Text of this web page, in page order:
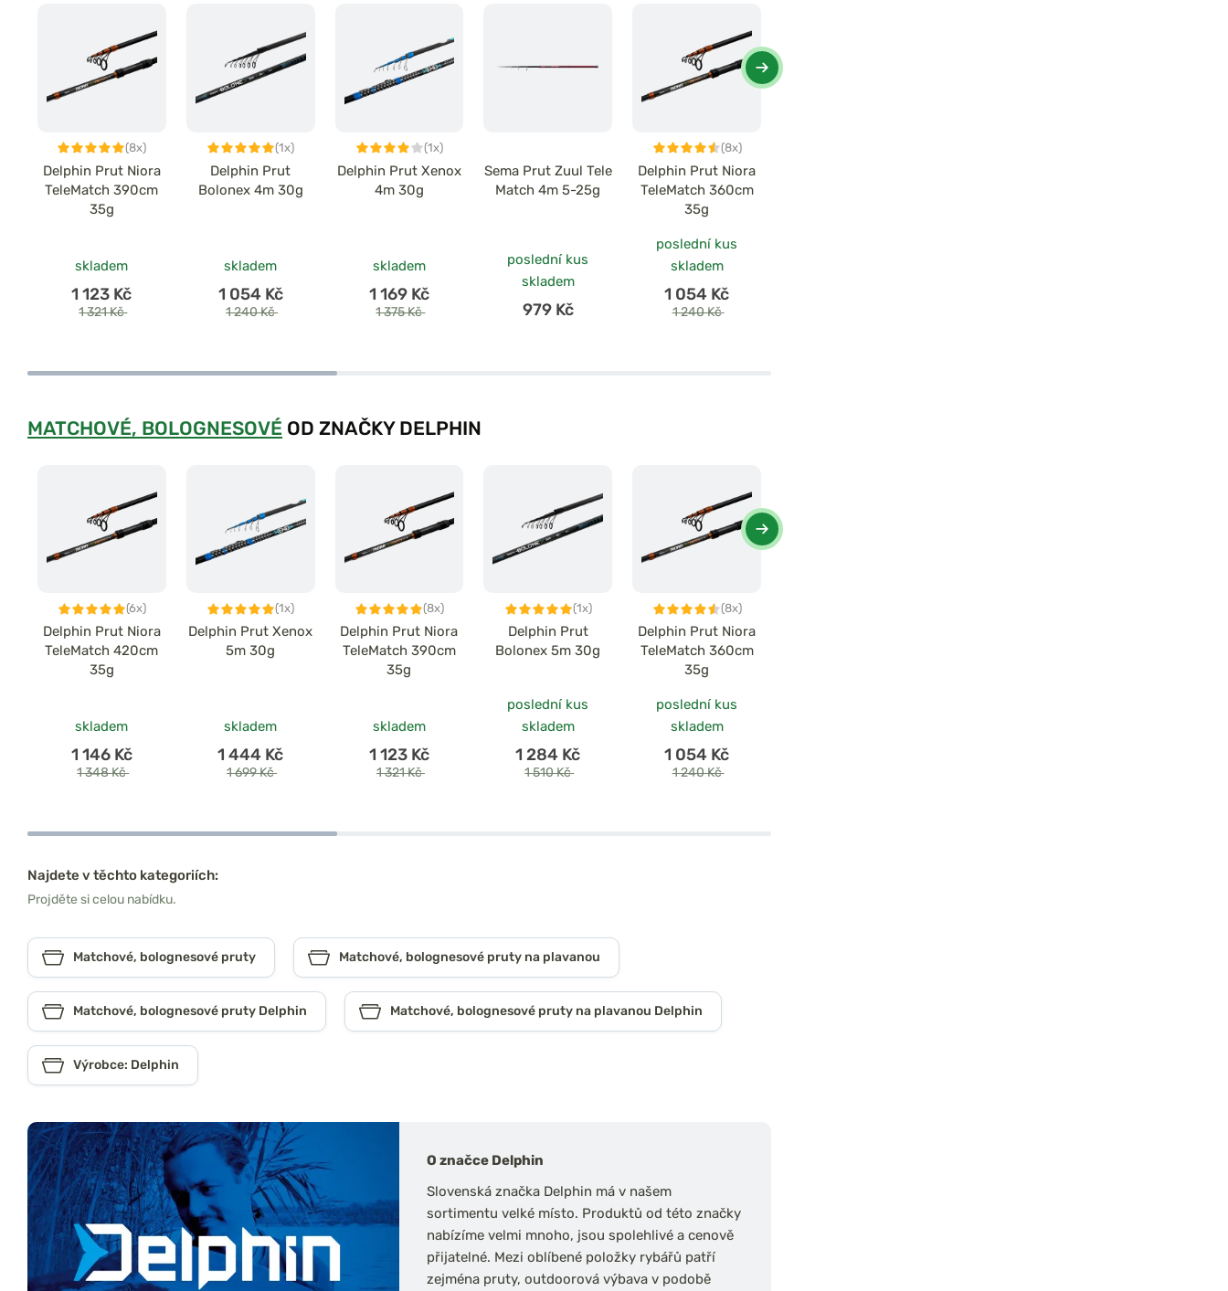
(8x)
Delphin Prut Niora
TeleMatch 390cm
35g
skladem
1 123 Kč
1 321 Kč
(1x)
Delphin Prut
Bolonex 4m 30g
skladem
1 054 Kč
1 240 Kč
(1x)
Delphin Prut Xenox
4m 30g
skladem
1 169 Kč
1 375 Kč
Sema Prut Zuul Tele
Match 4m 5-25g
poslední kus
skladem
979 Kč
(8x)
Delphin Prut Niora
TeleMatch 360cm
35g
poslední kus
skladem
1 054 Kč
1 240 Kč
MATCHOVÉ, BOLOGNESOVÉ OD ZNAČKY DELPHIN
(6x)
Delphin Prut Niora
TeleMatch 420cm
35g
skladem
1 146 Kč
1 348 Kč
(1x)
Delphin Prut Xenox
5m 30g
skladem
1 444 Kč
1 699 Kč
(8x)
Delphin Prut Niora
TeleMatch 390cm
35g
skladem
1 123 Kč
1 321 Kč
(1x)
Delphin Prut
Bolonex 5m 30g
poslední kus
skladem
1 284 Kč
1 510 Kč
(8x)
Delphin Prut Niora
TeleMatch 360cm
35g
poslední kus
skladem
1 054 Kč
1 240 Kč
Najdete v těchto kategoriích:
Projděte si celou nabídku.
Matchové, bolognesové pruty Matchové, bolognesové pruty na plavanou
Matchové, bolognesové pruty Delphin Matchové, bolognesové pruty na plavanou Delphin
Výrobce: Delphin
O značce Delphin
Slovenská značka Delphin má v našem
sortimentu velké místo. Produktů od této značky
nabízíme velmi mnoho, jsou spolehlivé a cenově
přijatelné. Mezi oblíbené položky rybářů patří
zejména pruty, outdoorová výbava v podobě